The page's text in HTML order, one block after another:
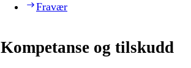
Fravær
Kompetanse og tilskudd